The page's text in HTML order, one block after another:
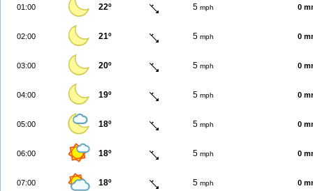
01:00 22º 5 mph 0
02:00 21º 5 mph 0
03:00 20º 5 mph 0
04:00 19º 5 mph 0
05:00 18º 5 mph 0
06:00 18º 5 mph 0
07:00 18º 5 mph 0